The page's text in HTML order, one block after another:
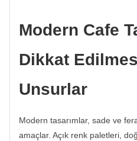
Modern Cafe
Dikkat
Unsurlar
Modern tasarımlar, sade ve
amaçlar. Açık renk paletleri,